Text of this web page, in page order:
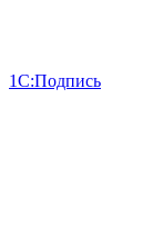
1С:Подпись